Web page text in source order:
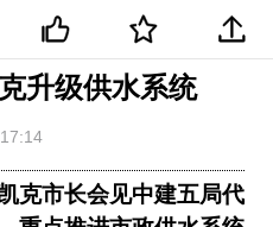
升级供水系统
克市长会见中建五局代